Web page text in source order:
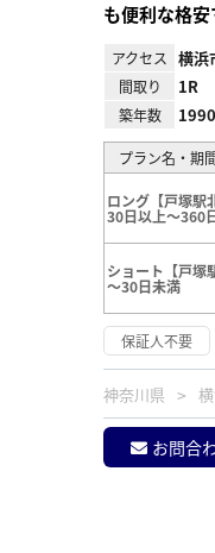
も便利な格安
アクセス 横浜
間取り 1R
築年数
プラン名・期
ロング【戸塚駅
30日以上～360
ショート【戸塚
～30日未満
保証人不要
神奈川県
お問合